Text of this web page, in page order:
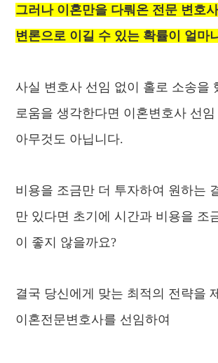
그러나 이혼만을 다뤄온 전문 변호
변론으로 이길 수 있는 확률이 얼마
사실 변호사 선임 없이 홀로 소송을
로움을 생각한다면 이혼변호사 선
아무것도 아닙니다.
비용을 조금만 더 투자하여 원하는
만 있다면 초기에 시간과 비용을 조
이 좋지 않을까요?
결국 당신에게 맞는 최적의 전략을
이혼전문변호사를 선임하여